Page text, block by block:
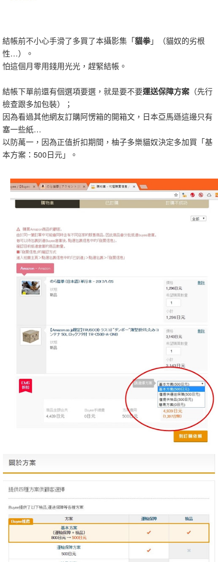
結帳前不小心手滑了多買了本攝影集「貓拳」（貓奴的劣根
性…）。
怕這個月零用錢用光光，趕緊結帳。
結帳下單前還有個選項要選，就是要不要運送保障方案 （先行
檢查跟多加包裝）；
因為看過其他網友訂購阿愣箱的開箱文，日本亞馬遜這邊只有
塞一些紙…
以防萬一，因為正值折扣期間，柚子多樂貓奴決定多加買「基
本方案：500日元」。